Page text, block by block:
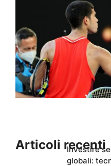
Articoli recenti
Investire
globali: